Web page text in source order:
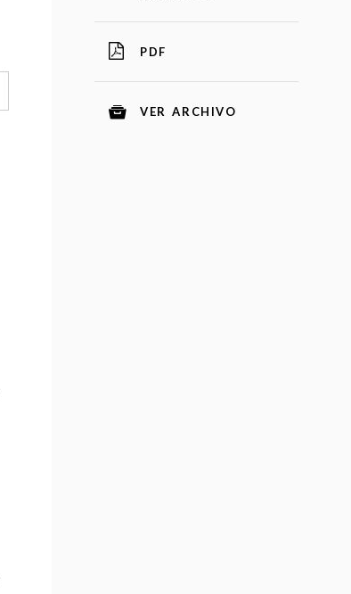
PDF
VER ARCHIVO